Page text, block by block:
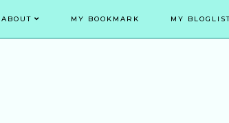
ABOUT MY BOOKMARK MY